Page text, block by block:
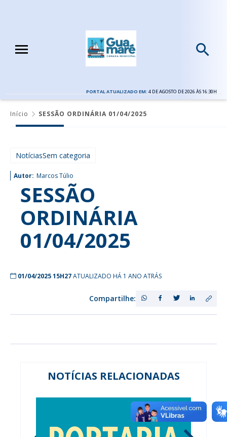
PORTAL ATUALIZADO EM: 4 DE AGOSTO DE 2026 ÀS 16:30H
Início SESSÃO ORDINÁRIA 01/04/2025
NotíciasSem categoria
Autor: Marcos Túlio
SESSÃO
ORDINÁRIA
01/04/2025
01/04/2025 15H27ATUALIZADO HÁ 1 ANO ATRÁS
Compartilhe:
NOTÍCIAS RELACIONADAS